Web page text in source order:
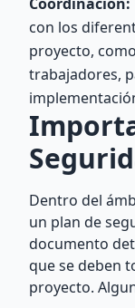
con los
proyecto,
trabajadores,
Dentro del
un plan de
documento
que se deben
proyecto.